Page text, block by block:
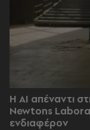
Η AI απέναντι
Newtons
ενδιαφέρον